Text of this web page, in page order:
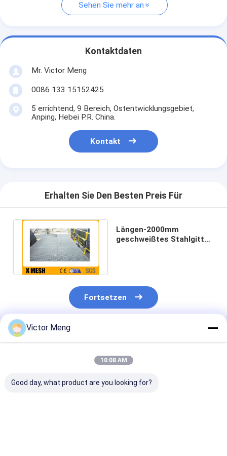
Sehen Sie mehr an
Kontaktdaten
Mr. Victor Meng
0086 133 15152425
5 errichtend, 9 Bereich, Ostentwicklungsgebiet,
Anping, Hebei P.R. China.
Kontakt
Erhalten Sie Den Besten Preis Für
Längen-2000mm
geschweißtes Stahlgitter
Fortsetzen
Empfohlene Produkte
Victor Meng
10:08 AM
Good day, what product are you looking for?